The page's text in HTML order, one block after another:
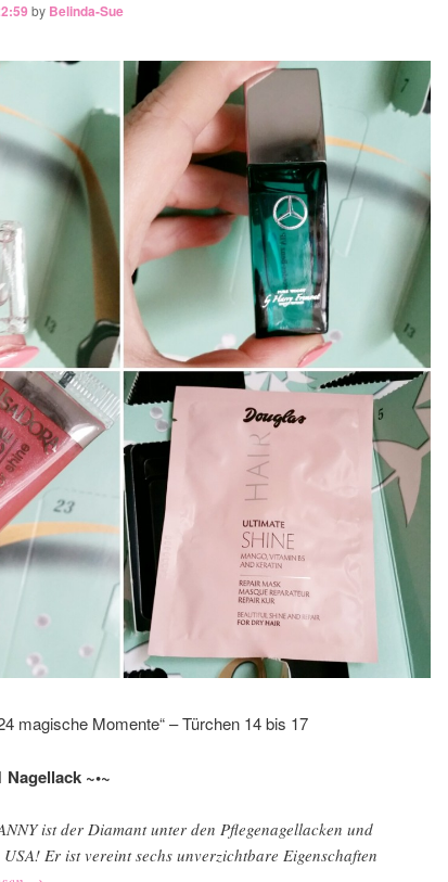
by Belinda-Sue
magische Momente“ – Türchen 14 bis 17
~•~
ist der Diamant unter den Pflegenagellacken und
Er ist vereint sechs unverzichtbare Eigenschaften